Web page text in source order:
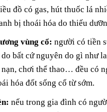
đồ có gas, hút thuốc lá
bị thoái hóa do thiếu
vùng cổ: người có tiền
bất cứ nguyên do gì như
chơi thể thao… đều có
hóa đốt sống cổ từ sớm.
nếu trong gia đình có